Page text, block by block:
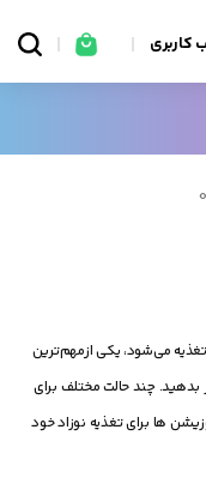
کاربری
می‌شود، یکی ازمهم‌ترین
بدهید. چند حالت مختلف برای
ها برای تغذیه نوزاد خود